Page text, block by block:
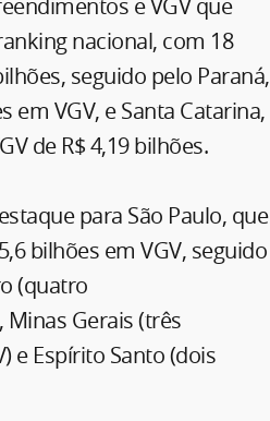
e VGV que
nacional, com 18
seguido pelo Paraná,
em VGV, e Santa Catarina,
de R$ 4,19 bilhões.
para São Paulo, que
bilhões em VGV, seguido
(quatro
Minas Gerais (três
e Espírito Santo (dois